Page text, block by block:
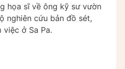
họa sĩ về ông kỹ sư vườn
nghiên cứu bản đồ sét,
việc ở Sa Pa.